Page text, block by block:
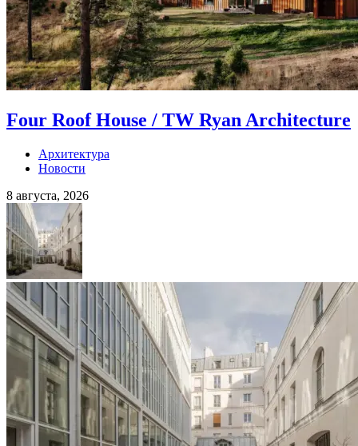
Four Roof House / TW Ryan Architecture
Архитектура
Новости
8 августа, 2026